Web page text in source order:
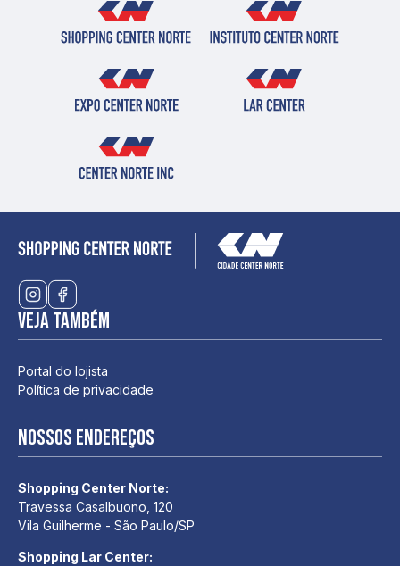
Veja também
Portal do lojista
Política de privacidade
Nossos endereços
Shopping Center Norte:
Travessa Casalbuono, 120
Vila Guilherme - São Paulo/SP
Shopping Lar Center: